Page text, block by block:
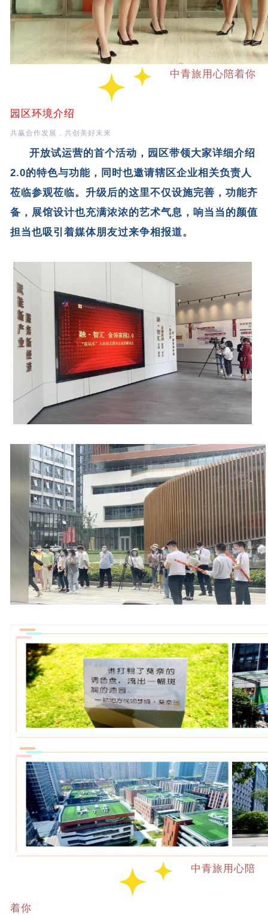
中青旅用心陪着你
园区环境介绍
共赢合作发展，共创美好未来
开放试运营的首个活动，园区带领大家详细介绍
2.0的特色与功能，同时也邀请辖区企业相关负责人
莅临参观莅临。升级后的这里不仅设施完善，功能齐
备，展馆设计也充满浓浓的艺术气息，响当当的颜值
担当也吸引着媒体朋友过来争相报道。
中青旅用心陪
着你